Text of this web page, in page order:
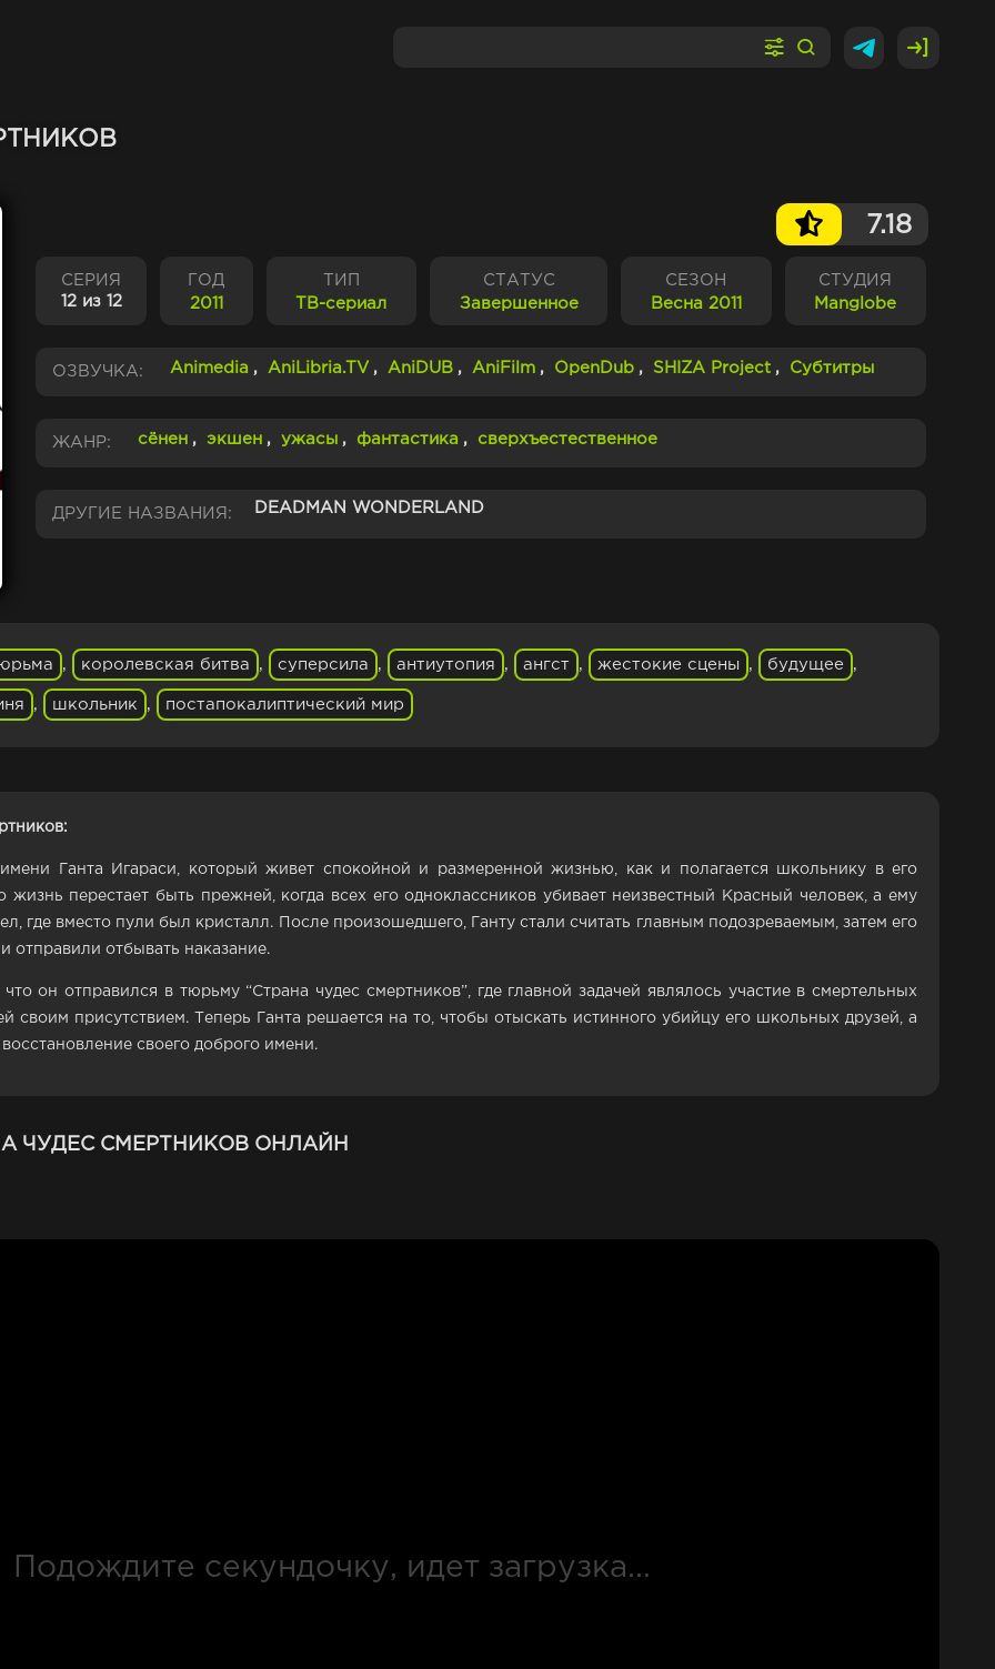
7.18
СЕРИЯ
12 из 12
ГОД
2011
ТИП
ТВ-сериал
СТАТУС
Завершенное
СЕЗОН
Весна 2011
СТУДИЯ
Manglobe
ОЗВУЧКА: Animedia , AniLibria.TV , AniDUB , AniFilm , OpenDub , SHIZA Project , Субтитры
ЖАНР: сёнен , экшен , ужасы , фантастика , сверхъестественное
ДРУГИЕ НАЗВАНИЯ: DEADMAN WONDERLAND
, королевская битва , суперсила , антиутопия , ангст , жестокие сцены , будущее ,
, школьник , постапокалиптический мир
Ганта Игараси, который живет спокойной и размеренной жизнью, как и полагается школьнику в его
жизнь перестает быть прежней, когда всех его одноклассников убивает неизвестный Красный человек, а ему
где вместо пули был кристалл. После произошедшего, Ганту стали считать главным подозреваемым, затем его
отправили отбывать наказание.
он отправился в тюрьму “Страна чудес смертников”, где главной задачей являлось участие в смертельных
своим присутствием. Теперь Ганта решается на то, чтобы отыскать истинного убийцу его школьных друзей, а
своего доброго имени.
ЧУДЕС СМЕРТНИКОВ ОНЛАЙН